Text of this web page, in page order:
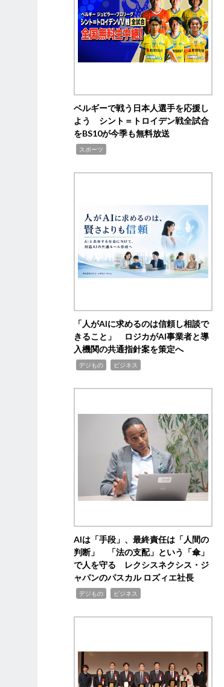
ベルギーで戦う日本人選手を応援し
よう シント＝トロイデン戦全試合
をBS10が今季も無料放送
スポーツ
「人がAIに求めるのは信頼し相談で
きること」 ロジカがAI事業者と導
入機関の共通指針案を策定へ
デジもの ビジネス
AIは「手段」、最終責任は「人間の
判断」 「法の支配」という「傘」
で人を守る レクシスネクシス・ジ
ャパンのパスカル ロズィエ社長
デジもの ビジネス